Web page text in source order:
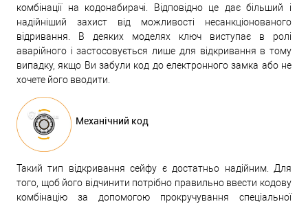
комбінації на кодонабирачі. Відповідно це дає більший і
надійніший захист від можливості несанкціонованого
відривання. В деяких моделях ключ виступає в ролі
аварійного і застосовується лише для відкривання в тому
випадку, якщо Ви забули код до електронного замка або не
хочете його вводити.
Механічний код
Такий тип відкривання сейфу є достатньо надійним. Для
того, щоб його відчинити потрібно правильно ввести кодову
комбінацію за допомогою прокручування спеціальної